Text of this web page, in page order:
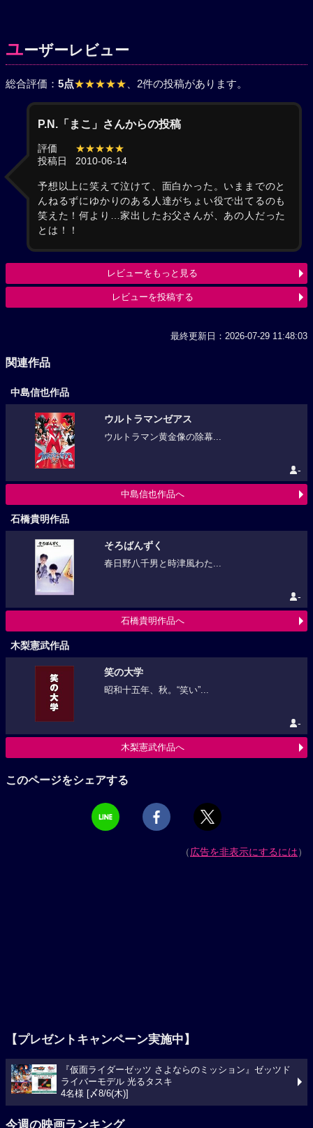
ユーザーレビュー
総合評価： 5点★★★★★ 、2件の投稿があります。
P.N.「まこ」さんからの投稿
評価
★★★★★
投稿日
2010-06-14
予想以上に笑えて泣けて、面白かった。いままでのと
んねるずにゆかりのある人達がちょい役で出てるのも
笑えた！何より…家出したお父さんが、あの人だった
とは！！
レビューをもっと見る
レビューを投稿する
最終更新日：2026-07-29 11:48:03
関連作品
中島信也作品
ウルトラマンゼアス
ウルトラマン黄金像の除幕...
-
中島信也作品へ
石橋貴明作品
そろばんずく
春日野八千男と時津風わた...
-
石橋貴明作品へ
木梨憲武作品
笑の大学
昭和十五年、秋。“笑い”...
-
木梨憲武作品へ
このページをシェアする
（広告を非表示にするには）
【プレゼントキャンペーン実施中】
『仮面ライダーゼッツ さよならのミッション』ゼッツド
ライバーモデル 光るタスキ
4名様 [〆8/6(木)]
今週の映画ランキング